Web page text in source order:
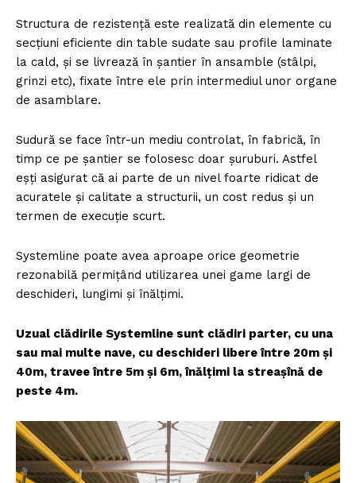
Structura de rezistență este realizată din elemente cu
secțiuni eficiente din table sudate sau profile laminate
la cald, și se livrează în șantier în ansamble (stâlpi,
grinzi etc), fixate între ele prin intermediul unor organe
de asamblare.
Sudură se face într-un mediu controlat, în fabrică, în
timp ce pe șantier se folosesc doar șuruburi. Astfel
eșți asigurat că ai parte de un nivel foarte ridicat de
acuratele și calitate a structurii, un cost redus și un
termen de execuție scurt.
Systemline poate avea aproape orice geometrie
rezonabilă permițând utilizarea unei game largi de
deschideri, lungimi și înălțimi.
Uzual clădirile Systemline sunt clădiri parter, cu una
sau mai multe nave, cu deschideri libere între 20m și
40m, travee între 5m și 6m, înălțimi la streașînă de
peste 4m.